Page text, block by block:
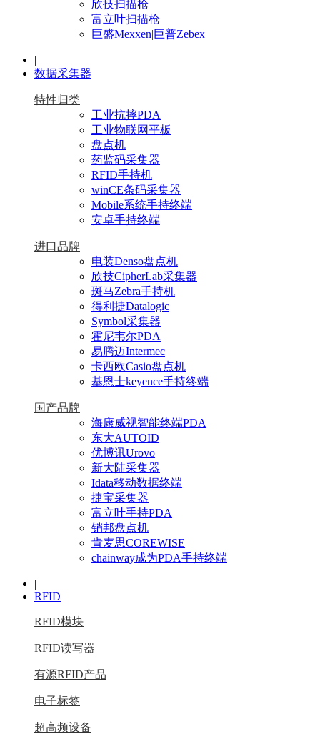
欣技扫描枪
富立叶扫描枪
巨盛Mexxen|巨普Zebex
|
数据采集器
特性归类
工业抗摔PDA
工业物联网平板
盘点机
药监码采集器
RFID手持机
winCE条码采集器
Mobile系统手持终端
安卓手持终端
进口品牌
电装Denso盘点机
欣技CipherLab采集器
斑马Zebra手持机
得利捷Datalogic
Symbol采集器
霍尼韦尔PDA
易腾迈Intermec
卡西欧Casio盘点机
基恩士keyence手持终端
国产品牌
海康威视智能终端PDA
东大AUTOID
优博讯Urovo
新大陆采集器
Idata移动数据终端
捷宝采集器
富立叶手持PDA
销邦盘点机
肯麦思COREWISE
chainway成为PDA手持终端
|
RFID
RFID模块
RFID读写器
有源RFID产品
电子标签
超高频设备